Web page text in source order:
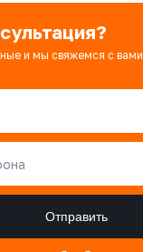
и мы свяжемся с
Отправить